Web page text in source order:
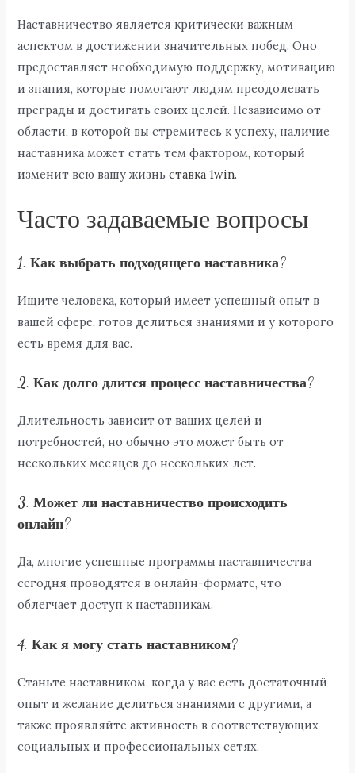
Наставничество является критически важным
аспектом в достижении значительных побед. Оно
предоставляет необходимую поддержку, мотивацию
и знания, которые помогают людям преодолевать
преграды и достигать своих целей. Независимо от
области, в которой вы стремитесь к успеху, наличие
наставника может стать тем фактором, который
изменит всю вашу жизньставка 1win.
Часто задаваемые вопросы
1. Как выбрать подходящего наставника?
Ищите человека, который имеет успешный опыт в
вашей сфере, готов делиться знаниями и у которого
есть время для вас.
2. Как долго длится процесс наставничества?
Длительность зависит от ваших целей и
потребностей, но обычно это может быть от
нескольких месяцев до нескольких лет.
3. Может ли наставничество происходить
онлайн?
Да, многие успешные программы наставничества
сегодня проводятся в онлайн-формате, что
облегчает доступ к наставникам.
4. Как я могу стать наставником?
Станьте наставником, когда у вас есть достаточный
опыт и желание делиться знаниями с другими, а
также проявляйте активность в соответствующих
социальных и профессиональных сетях.